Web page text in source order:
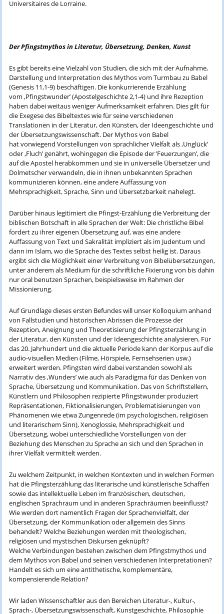
Universitaires de Lorraine.
Der Pfingstmythos in Literatur, Übersetzung, Denken, Kunst
Es gibt bereits eine Vielzahl von Studien, die sich mit der Aufnahme,
Darstellung und Interpretation des Mythos vom Turmbau zu Babel
(Genesis 11,1-9) beschäftigen. Die konkurrierende Erzählung
vom ‚Pfingstwunder’ (Apostelgeschichte 2,1-4) und ihre Rezeption
haben dabei weitaus weniger Aufmerksamkeit erfahren. Dies gilt für
die Exegese des Bibeltextes wie für seine verschiedenen
Translationen in der Literatur, den Künsten, der Ideengeschichte und
der Übersetzungswissenschaft. Der Mythos von Babel
hat vorwiegend Vorstellungen von sprachlicher Vielfalt als ‚Unglück’
oder ‚Fluch’ genährt, wohingegen die Episode der ’Feuerzungen’, die
auf die Apostel herabkommen und sie in universelle Übersetzer und
Dolmetscher verwandeln, die in ihnen unbekannten Sprachen
kommunizieren können, eine andere Auffassung von
Mehrsprachigkeit, Sprache, Sinn und Übersetzbarkeit nahelegt.
Darüber hinaus legitimiert die Pfingst-Erzählung die Verbreitung der
biblischen Botschaft in alle Sprachen der Welt: Die christliche Bibel
fordert zu ihrer eigenen Übersetzung auf, was eine andere
Auffassung von Text und Sakralität impliziert als im Judentum und
dann im Islam, wo die Sprache des Textes selbst heilig ist. Daraus
ergibt sich die Möglichkeit einer Verbreitung von Bibelübersetzungen,
unter anderem als Medium für die schriftliche Fixierung von bis dahin
nur oral benutzen Sprachen, beispielsweise im Rahmen der
Missionierung.
Auf Grundlage dieses ersten Befundes will unser Kolloquium anhand
von Fallstudien und historischen Abrissen die Prozesse der
Rezeption, Aneignung und Theoretisierung der Pfingsterzählung in
der Literatur, den Künsten und der Ideengeschichte analysieren. Für
das 20. Jahrhundert und die aktuelle Periode kann der Korpus auf die
audio-visuellen Medien (Filme, Hörspiele, Fernsehserien usw.)
erweitert werden. Pfingsten wird dabei verstanden sowohl als
Narrativ des ‚Wunders’ wie auch als Paradigma für das Denken von
Sprache, Übersetzung und Kommunikation. Das von Schriftstellern,
Künstlern und Philosophen rezipierte Pfingstwunder produziert
Repräsentationen, Fiktionalisierungen, Problematisierungen von
Phänomenen wie etwa Zungenrede (im psychologischen, religiösen
und literarischem Sinn), Xenoglossie, Mehrsprachigkeit und
Übersetzung, wobei unterschiedliche Vorstellungen von der
Beziehung des Menschen zu Sprache an sich und den Sprachen in
ihrer Vielfalt vermittelt werden.
Zu welchem Zeitpunkt, in welchen Kontexten und in welchen Formen
hat die Pfingsterzählung das literarische und künstlerische Schaffen
sowie das intellektuelle Leben im französischen, deutschen,
englischen Sprachraum und in anderen Sprachräumen beeinflusst?
Wie werden dort namentlich Fragen der Sprachenvielfalt, der
Übersetzung, der Kommunikation oder allgemein des Sinns
behandelt? Welche Beziehungen werden mit theologischen,
religiösen und mystischen Diskursen geknüpft?
Welche Verbindungen bestehen zwischen dem Pfingstmythos und
dem Mythos von Babel und seinen verschiedenen Interpretationen?
Handelt es sich um eine antithetische, komplementäre,
kompensierende Relation?
Wir laden Wissenschaftler aus den Bereichen Literatur-, Kultur-,
Sprach-, Übersetzungswissenschaft, Kunstgeschichte, Philosophie